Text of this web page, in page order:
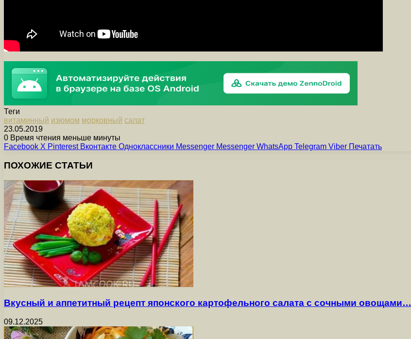
Теги
витаминный изюмом морковный салат
23.05.2019
0 Время чтения меньше минуты
Facebook X Pinterest Вконтакте Одноклассники Messenger Messenger WhatsApp Telegram Viber Печатать
ПОХОЖИЕ СТАТЬИ
Вкусный и аппетитный рецепт японского картофельного салата с сочными овощами…
09.12.2025